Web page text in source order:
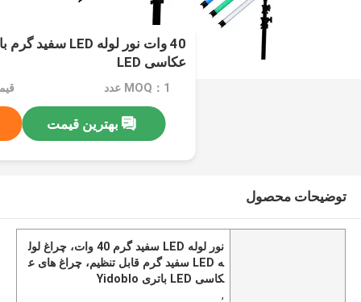
عکاسی LED
MOQ：1 عدد
بهترین قیمت
توضیحات محصول
نور لوله LED سفید گرم 40 وات، چراغ لول
ه LED سفید گرم قابل تنظیم، چراغ های ع
کاسی LED باتری Yidoblo
,